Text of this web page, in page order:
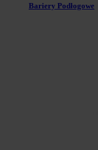
Bariery Podłogowe